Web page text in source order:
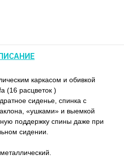
каркасом и обивкой
(16 расцветок )
сиденье, спинка с
«ушками» и выемкой
поддержку спины даже при
сидении.